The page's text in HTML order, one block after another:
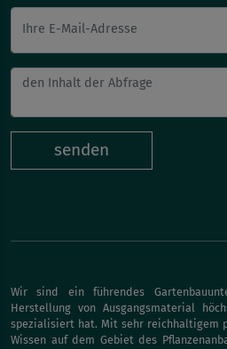
Ihre E-Mail-Adresse
senden
Wir sind ein führendes
Herstellung von Ausgangsmaterial
spezialisiert hat. Mit sehr reichhaltigem
Wissen auf dem Gebiet des